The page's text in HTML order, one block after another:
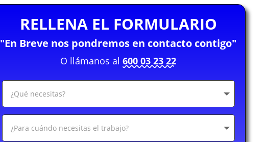
RELLENA EL FORMULARIO
"En Breve nos pondremos en contacto contigo"
O llámanos al600 03 23 22